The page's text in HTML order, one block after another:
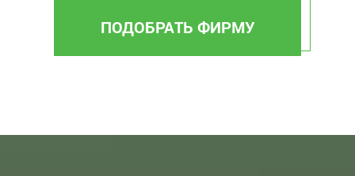
ПОДОБРАТЬ ФИРМУ